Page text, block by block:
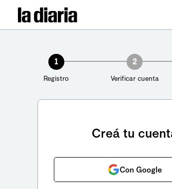
1
Registro
2
Verificar cuenta
Creá tu
Con Google